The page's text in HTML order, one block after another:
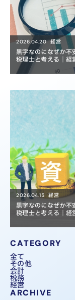
CATEGORY
全て
その他
会計
税務
経営
ARCHIVE
2026.04.20 経営
黒字なのになぜか不
税理士と考える｜
2026.04.15 経営
黒字なのになぜか不
税理士と考える｜